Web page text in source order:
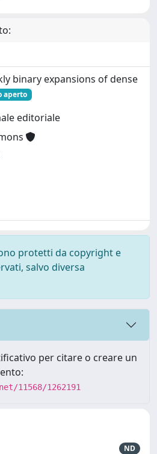
binary expansions of dense
aperto
editoriale
protetti da copyright e
salvo diversa
per citare o creare un
11568/1262191
ND